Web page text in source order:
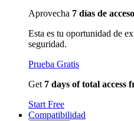
Aprovecha 7 días de
Esta es tu oportunidad de
seguridad.
Prueba Gratis
Get 7 days of total access
Start Free
Compatibilidad